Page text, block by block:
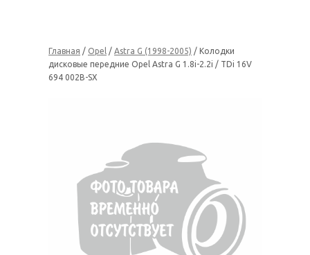
Главная / Opel / Astra G (1998-2005) / Колодки
дисковые передние Opel Astra G 1.8i-2.2i / TDi 16V
694 002B-SX